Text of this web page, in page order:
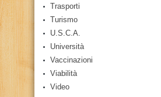
Trasporti
Turismo
U.S.C.A.
Università
Vaccinazioni
Viabilità
Video